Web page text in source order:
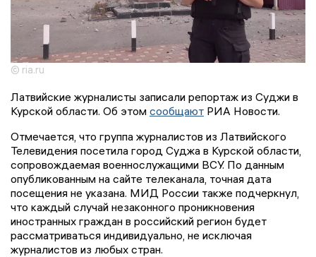
© ria.ru
Латвийские журналисты записали репортаж из Суджи в
Курской области. Об этом сообщают РИА Новости.
Отмечается, что группа журналистов из Латвийского
Телевидения посетила город Суджа в Курской области,
сопровождаемая военнослужащими ВСУ. По данным
опубликованным на сайте телеканала, точная дата
посещения не указана. МИД России также подчеркнул,
что каждый случай незаконного проникновения
иностранных граждан в российский регион будет
рассматриваться индивидуально, не исключая
журналистов из любых стран.